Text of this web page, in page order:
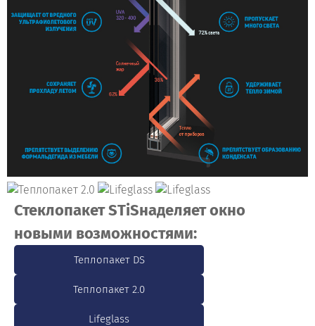
Стеклопакет STiSнаделяет окно
новыми возможностями:
Теплопакет DS
Теплопакет 2.0
Lifeglass